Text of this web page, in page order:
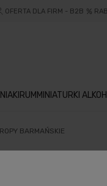
OFERTA DLA FIRM - B2B
RUM MINIATURKI
BARMAŃSKIE